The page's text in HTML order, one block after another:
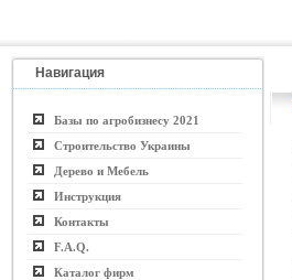
Навигация
Базы по агробизнесу 2021
Строительство Украины
Дерево и Мебель
Инструкция
Контакты
F.A.Q.
Каталог фирм